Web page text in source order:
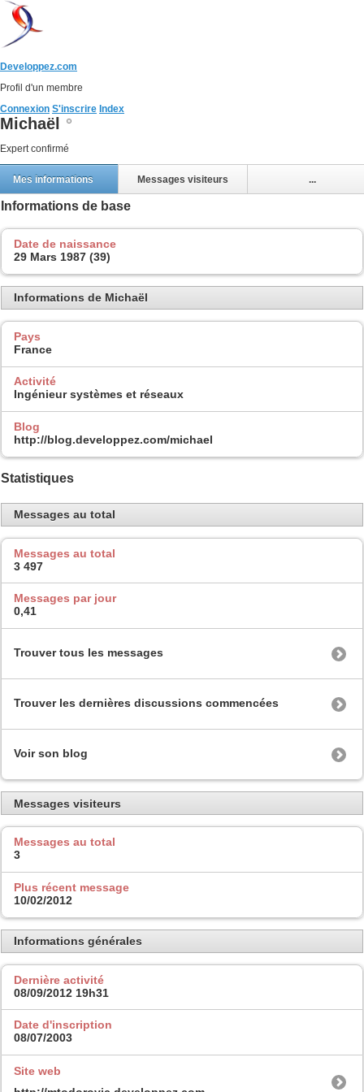
Developpez.com
Profil d'un membre
Connexion S'inscrire Index
Michaël
Expert confirmé
Mes informations Messages visiteurs ...
Informations de base
Date de naissance
29 Mars 1987 (39)
Informations de Michaël
Pays
France
Activité
Ingénieur systèmes et réseaux
Blog
http://blog.developpez.com/michael
Statistiques
Messages au total
Messages au total
3 497
Messages par jour
0,41
Trouver tous les messages
Trouver les dernières discussions commencées
Voir son blog
Messages visiteurs
Messages au total
3
Plus récent message
10/02/2012
Informations générales
Dernière activité
08/09/2012 19h31
Date d'inscription
08/07/2003
Site web